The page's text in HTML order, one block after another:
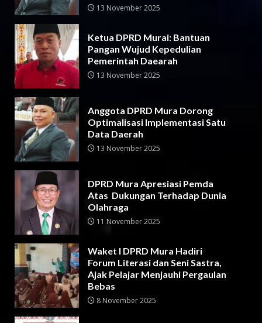
13 November 2025
Ketua DPRD Murai: Bantuan
Pangan Wujud Kepedulian
Pemerintah Daearah
13 November 2025
Anggota DPRD Mura Dorong
Optimalisasi Implementasi Satu
Data Daerah
13 November 2025
DPRD Mura Apresiasi Pemda
Atas Dukungan Terhadap Dunia
Olahraga
11 November 2025
Waket I DPRD Mura Hadiri
Forum Literasi dan Seni Sastra,
Ajak Pelajar Menjauhi Pergaulan
Bebas
8 November 2025